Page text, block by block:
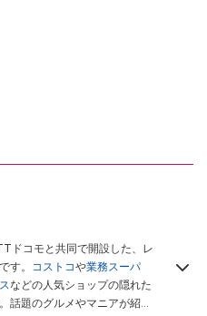
ドコモと共同で開設した、レ
す。 コストコや業務スーパ
などの人気ショップの隠れた
話題のグルメやマニアが紹介